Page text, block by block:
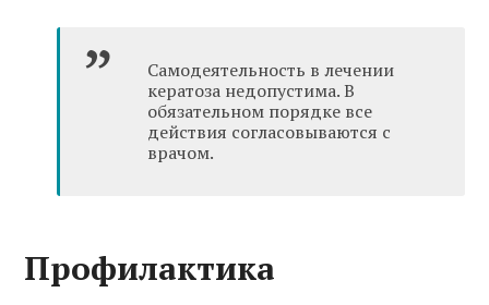
Самодеятельность в лечении
кератоза недопустима. В
обязательном порядке все
действия согласовываются с
врачом.
Профилактика